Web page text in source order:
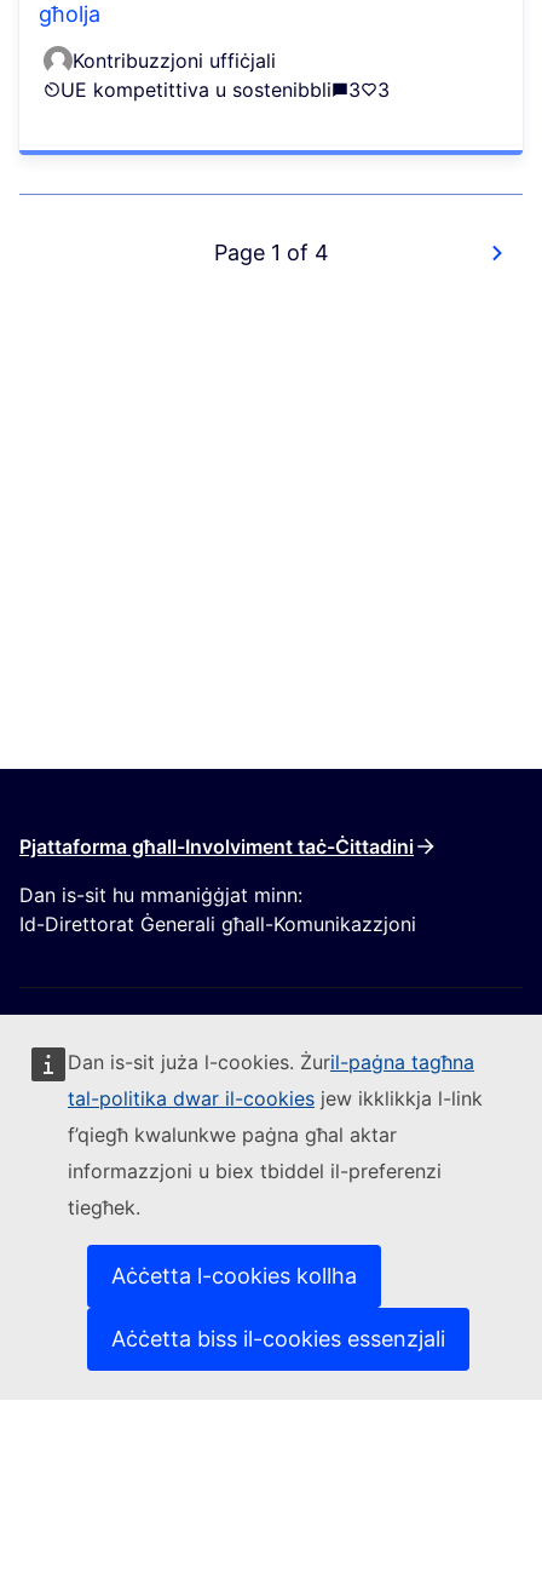
Dan is-sit juża l-cookies. Żuril-paġna tagħna
tal-politika dwar il-cookies jew ikklikkja l-link
f’qiegħ kwalunkwe paġna għal aktar
informazzjoni u biex tbiddel il-preferenzi
tiegħek.
Aċċetta l-cookies kollha
Aċċetta biss il-cookies essenzjali
għolja
Kontribuzzjoni uffiċjali
UE kompetittiva u sostenibbli
3 3
Page 1 of 4
Pjattaforma għall-Involviment taċ-Ċittadini
Dan is-sit hu mmaniġġjat minn:
Id-Direttorat Ġenerali għall-Komunikazzjoni
Segwi lill-Kummissjoni Ewropea
Ikkuntattjana(Link esterna)
Irrapporta vulnerabbiltà tal-IT
Il-lingwi fuq is-siti web tagħna(Link esterna)
(Link esterna)
Politika ta’ privatezza
Avviż legali (Link esterna)